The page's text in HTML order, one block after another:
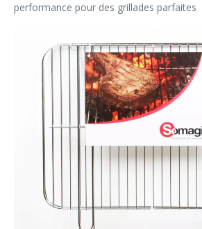
performance pour des grillades parfaites